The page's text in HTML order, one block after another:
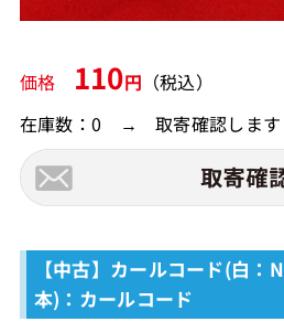
価格 110円 （税込）
在庫数：0 → 取寄確認します
【中古】カールコード(白
本)：カールコード